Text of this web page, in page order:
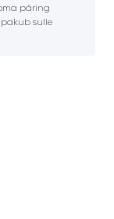
päring
pakub sulle